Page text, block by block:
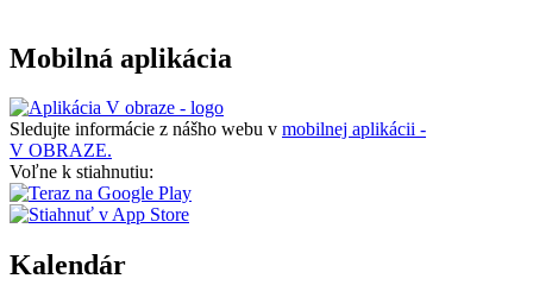
Mobilná aplikácia
Sledujte informácie z nášho webu v mobilnej aplikácii -
V OBRAZE.
Voľne k stiahnutiu:
Kalendár